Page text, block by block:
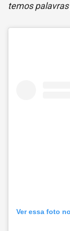
temos
Ver essa foto